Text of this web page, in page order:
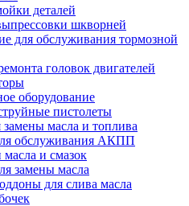
деталей
шкворней
для обслуживания тормозной
головок двигателей
оборудование
пистолеты
масла и топлива
обслуживания АКПП
масла и смазок
замены масла
для слива масла